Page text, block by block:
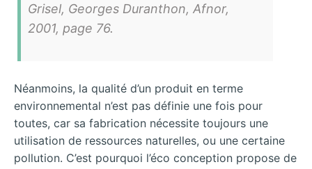
Grisel, Georges Duranthon, Afnor,
2001, page 76.
Néanmoins, la qualité d’un produit en terme
environnemental n’est pas définie une fois pour
toutes, car sa fabrication nécessite toujours une
utilisation de ressources naturelles, ou une certaine
pollution. C’est pourquoi l’éco conception propose de